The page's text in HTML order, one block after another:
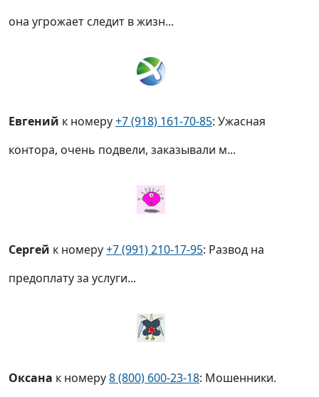
она угрожает следит в жизн...
Евгений к номеру+7 (918) 161-70-85: Ужасная
контора, очень подвели, заказывали м...
Сергей к номеру+7 (991) 210-17-95: Развод на
предоплату за услуги...
Оксана к номеру8 (800) 600-23-18: Мошенники.